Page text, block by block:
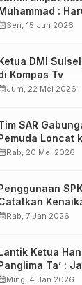
:
Sen, 15 Jun 2026
DMI
Kompas Tv
Jum, 22 Mei 2026
SAR
Loncat
Rab, 20 Mei 2026
Tahun 2025
Rab, 7 Jan 2026
Ketua
Ta’ : Jabatan adalah
siap
Ming, 4 Jan 2026